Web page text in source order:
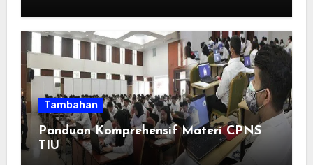
Momen Spesial Semakin Berarti
Tambahan
Panduan Komprehensif Materi CPNS
TIU